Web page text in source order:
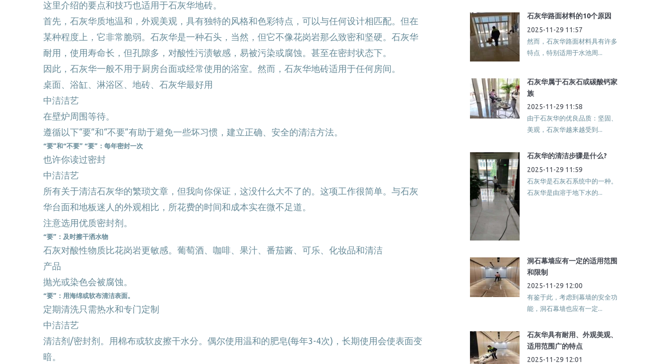
这里介绍的要点和技巧也适用于石灰华地砖。
首先，石灰华质地温和，外观美观，具有独特的风格和色彩特点，可以与任何设计相匹配。但在
某种程度上，它非常脆弱。石灰华是一种石头，当然，但它不像花岗岩那么致密和坚硬。石灰华
耐用，使用寿命长，但孔隙多，对酸性污渍敏感，易被污染或腐蚀。甚至在密封状态下。
因此，石灰华一般不用于厨房台面或经常使用的浴室。然而，石灰华地砖适用于任何房间。
桌面、浴缸、淋浴区、地砖、石灰华最好用
中洁洁艺
在壁炉周围等待。
遵循以下“要”和“不要”有助于避免一些坏习惯，建立正确、安全的清洁方法。
“要”和“不要” “要”：每年密封一次
也许你读过密封
中洁洁艺
所有关于清洁石灰华的繁琐文章，但我向你保证，这没什么大不了的。这项工作很简单。与石灰
华台面和地板迷人的外观相比，所花费的时间和成本实在微不足道。
注意选用优质密封剂。
“要”：及时擦干洒水物
石灰对酸性物质比花岗岩更敏感。葡萄酒、咖啡、果汁、番茄酱、可乐、化妆品和清洁
产品
抛光或染色会被腐蚀。
“要”：用海绵或软布清洁表面。
定期清洗只需热水和专门定制
中洁洁艺
清洁剂/密封剂。用棉布或软皮擦干水分。偶尔使用温和的肥皂(每年3-4次)，长期使用会使表面变
暗。
石灰华路面材料的10个原因
2025-11-29 11:57
然而，石灰华路面材料具有许多
特点，特别适用于水池周...
石灰华属于石灰石或碳酸钙家
族
2025-11-29 11:58
由于石灰华的优良品质：坚固、
美观，石灰华越来越受到...
石灰华的清洁步骤是什么?
2025-11-29 11:59
石灰华是石灰石系统中的一种。
石灰华是由溶于地下水的...
洞石幕墙应有一定的适用范围
和限制
2025-11-29 12:00
有鉴于此，考虑到幕墙的安全功
能，洞石幕墙也应有一定...
石灰华具有耐用、外观美观、
适用范围广的特点
2025-11-29 12:01